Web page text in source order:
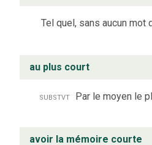
Tel quel, sans aucun mot
au plus court
substvt Par le moyen le
avoir la mémoire courte